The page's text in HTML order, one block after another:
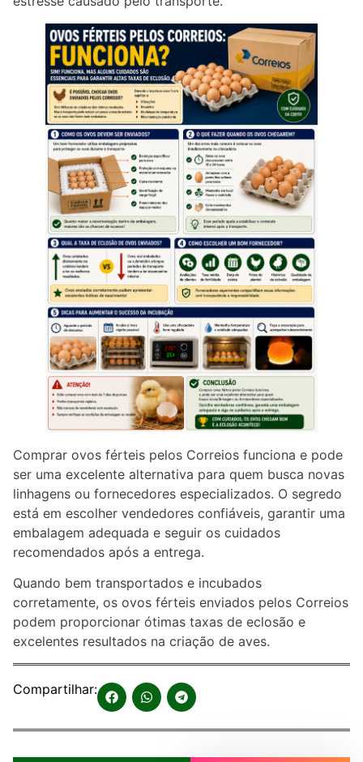
Comprar ovos férteis pelos Correios funciona e pode
ser uma excelente alternativa para quem busca novas
linhagens ou fornecedores especializados. O segredo
está em escolher vendedores confiáveis, garantir uma
embalagem adequada e seguir os cuidados
recomendados após a entrega.
Quando bem transportados e incubados
corretamente, os ovos férteis enviados pelos Correios
podem proporcionar ótimas taxas de eclosão e
excelentes resultados na criação de aves.
Compartilhar: